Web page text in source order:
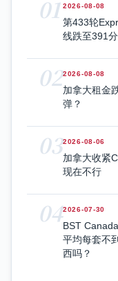
01 2026-08-08
第433轮
线跌至391
022026-08-08
加拿大租金
弹？
032026-08-06
加拿大收紧
现在不行
042026-07-30
BST
平均每套不
西吗？